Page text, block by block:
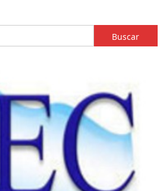
Buscar: